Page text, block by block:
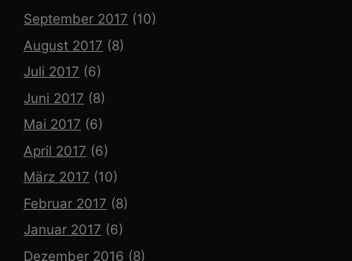
September 2017 (10)
August 2017 (8)
Juli 2017 (6)
Juni 2017 (8)
Mai 2017 (6)
April 2017 (6)
März 2017 (10)
Februar 2017 (8)
Januar 2017 (6)
Dezember 2016 (8)